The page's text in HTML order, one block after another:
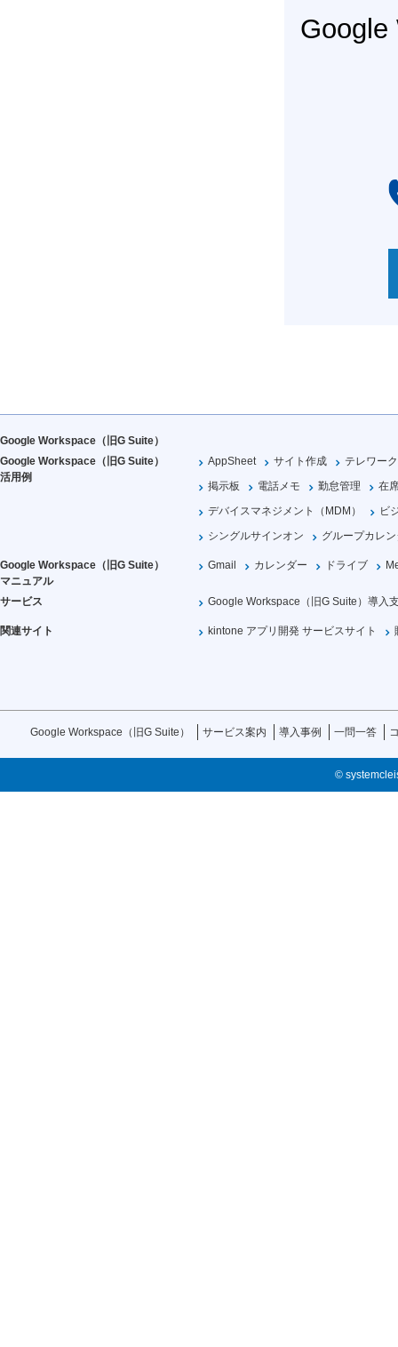
Google
Google Workspace（旧G Suite）
Google Workspace（旧G Suite）
活用例
AppSheet サイト作成
テレワーク
掲示板
電話メモ 勤怠管理
在
デバイスマネジメント（MDM）
ビ
シングルサインオン
グループカレ
Google Workspace（旧G Suite）
マニュアル
Gmail カレンダー ドライブ
サービス Google Workspace（旧G Suite）導入
関連サイト kintone アプリ開発 サービスサイト
Google Workspace（旧G Suite） サービス案内 導入事例 一問一答
©